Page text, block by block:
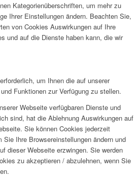
Kategorienüberschriften, um mehr zu
Ihrer Einstellungen ändern. Beachten Sie,
von Cookies Auswirkungen auf Ihre
und auf die Dienste haben kann, die wir
um Ihnen die auf unserer
Funktionen zur Verfügung zu stellen.
Webseite verfügbaren Dienste und
sind, hat die Ablehnung Auswirkungen auf
Sie können Cookies jederzeit
Ihre Browsereinstellungen ändern und
dieser Webseite erzwingen. Sie werden
zu akzeptieren / abzulehnen, wenn Sie